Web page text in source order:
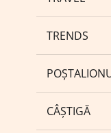
TRENDS
CÂȘTIGĂ